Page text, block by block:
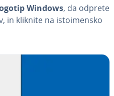
Windows, da odprete
in kliknite na is­to­i­men­sko